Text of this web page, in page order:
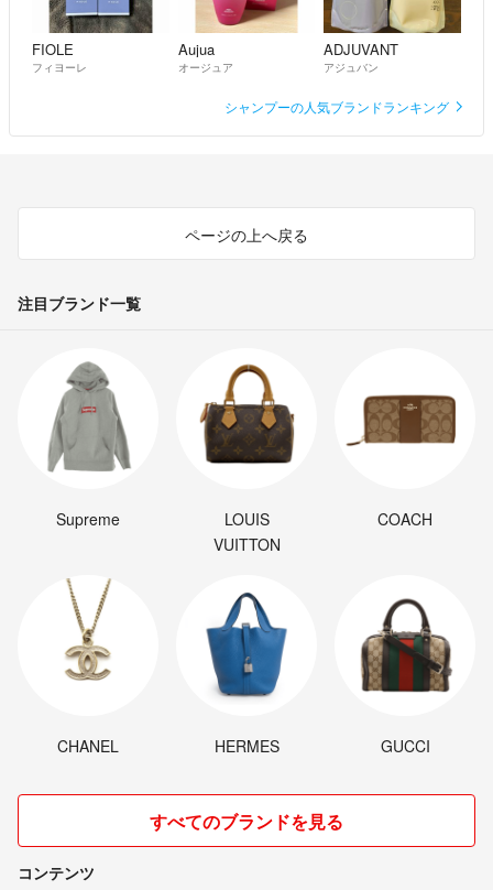
FIOLE
フィヨーレ
Aujua
オージュア
ADJUVANT
アジュバン
シャンプーの人気ブランドランキング
ページの上へ戻る
注目ブランド一覧
Supreme
LOUIS
VUITTON
COACH
CHANEL HERMES GUCCI
すべてのブランドを見る
コンテンツ